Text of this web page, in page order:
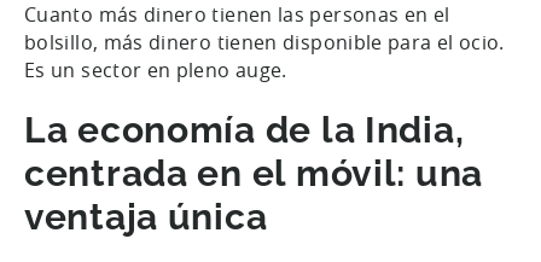
Cuanto más dinero tienen las personas en el
bolsillo, más dinero tienen disponible para el ocio.
Es un sector en pleno auge.
La economía de la India,
centrada en el móvil: una
ventaja única